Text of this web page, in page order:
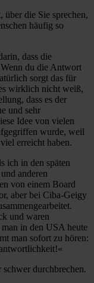
die Sie sprechen,
häufig so
dass die
du die Antwort
sorgt das für
wirklich nicht weiß,
dass es der
und sehr
Idee von vielen
wurde, weil
erreicht haben.
ich in den späten
anderen
von einem Board
aber bei Ciba-Geigy
und waren
in den USA heute
man sofort zu hören:
durchbrechen.